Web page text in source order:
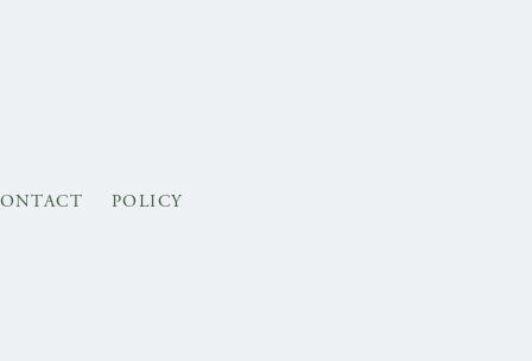
POLICY